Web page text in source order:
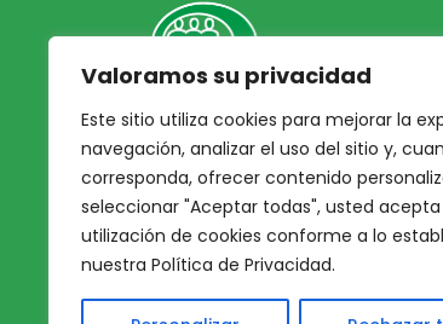
Valoramos su privacidad
Este sitio utiliza cookies para mejorar la
navegación, analizar el uso del sitio y,
corresponda, ofrecer contenido
seleccionar "Aceptar todas", usted acepta
utilización de cookies conforme a lo
nuestra Política de Privacidad.
Mutual Integrantes del
Poder Judicial
afiliacion@mjpj.org.ar
+54 9 342 467-4510